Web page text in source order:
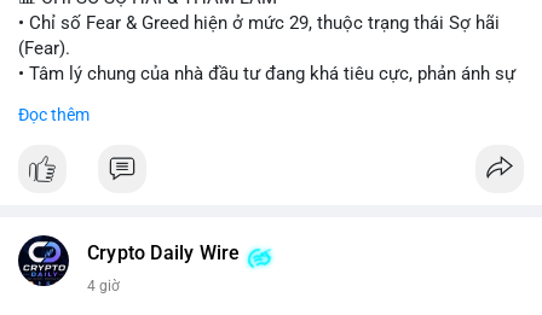
#vlikevn
• Chỉ số Fear & Greed hiện ở mức 29, thuộc trạng thái Sợ hãi
(Fear).
• Tâm lý chung của nhà đầu tư đang khá tiêu cực, phản ánh sự
• CoinGecko Trending: Plume (PLUME), Cash Cat (CASHCAT),
• LunarCrush Trending: Ethereum, Solana, Dogecoin, Polkadot,
Chainlink.
Đọc thêm
Crypto Daily Wire
4 giờ